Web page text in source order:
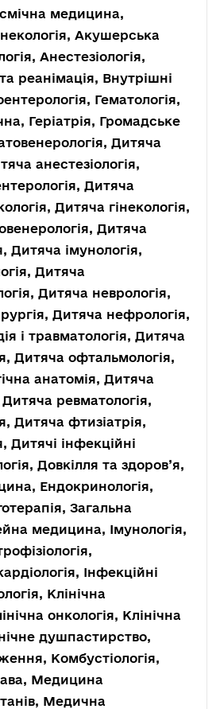
медицина,
Акушерська
Анестезіологія,
реанімація, Внутрішні
Гематологія,
Геріатрія, Громадське
Дитяча
анестезіологія,
Дитяча
Дитяча гінекологія,
Дитяча
Дитяча імунологія,
Дитяча
Дитяча неврологія,
Дитяча нефрологія,
і травматологія, Дитяча
Дитяча офтальмологія,
анатомія, Дитяча
ревматологія,
Дитяча фтизіатрія,
Дитячі інфекційні
Довкілля та здоров’я,
Ендокринологія,
Загальна
медицина, Імунологія,
Інфекційні
Клінічна
онкологія, Клінічна
душпастирство,
Комбустіологія,
Медицина
Медична